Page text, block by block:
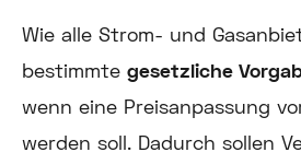
Wie alle Strom- und
bestimmte gesetzliche
wenn eine Preisanpassung
werden soll. Dadurch sollen